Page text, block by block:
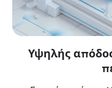
Υψηλής